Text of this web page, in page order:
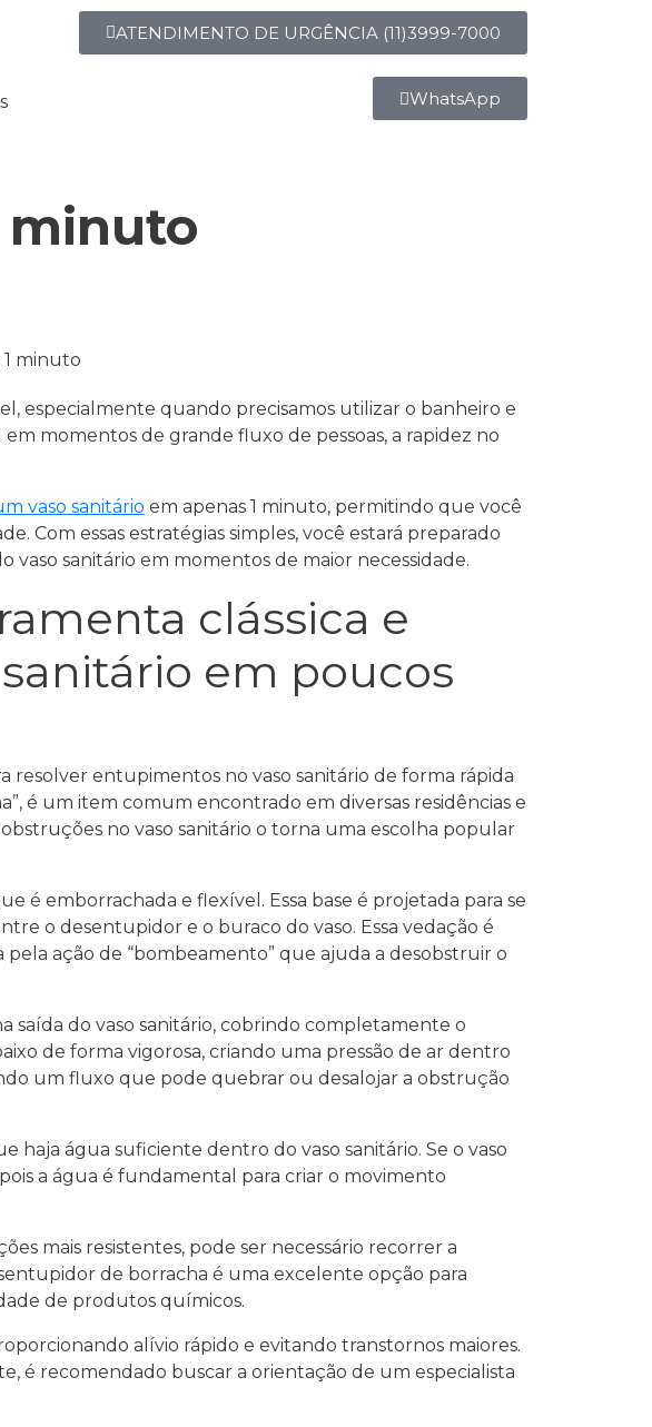
ATENDIMENTO DE URGÊNCIA (11)3999-7000
WhatsApp
minuto
especialmente quando precisamos utilizar o banheiro e
momentos de grande fluxo de pessoas, a rapidez no
vaso sanitário em apenas 1 minuto, permitindo que você
Com essas estratégias simples, você estará preparado
sanitário em momentos de maior necessidade.
clássica e
em poucos
entupimentos no vaso sanitário de forma rápida
é um item comum encontrado em diversas residências e
no vaso sanitário o torna uma escolha popular
é emborrachada e flexível. Essa base é projetada para se
o desentupidor e o buraco do vaso. Essa vedação é
ação de “bombeamento” que ajuda a desobstruir o
saída do vaso sanitário, cobrindo completamente o
de forma vigorosa, criando uma pressão de ar dentro
um fluxo que pode quebrar ou desalojar a obstrução
água suficiente dentro do vaso sanitário. Se o vaso
a água é fundamental para criar o movimento
mais resistentes, pode ser necessário recorrer a
de borracha é uma excelente opção para
de produtos químicos.
alívio rápido e evitando transtornos maiores.
é recomendado buscar a orientação de um especialista